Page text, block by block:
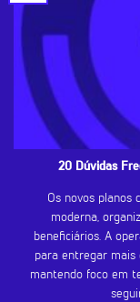
20 Dúvidas
Os novos planos
moderna,
beneficiários. A
para entregar mais
mantendo foco em